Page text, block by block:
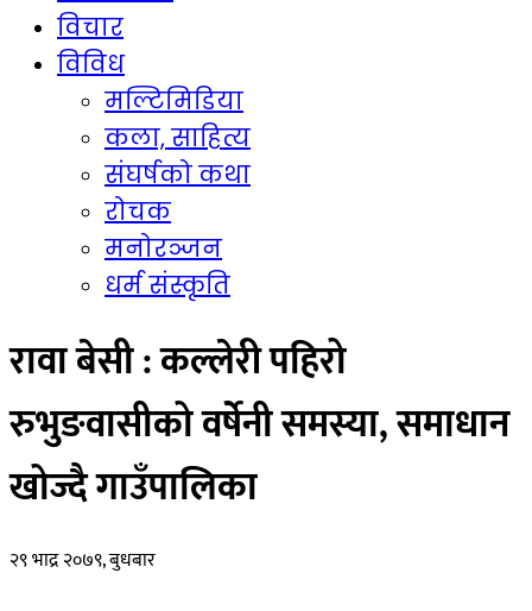
विचार
विविध
मल्टिमिडिया
कला, साहित्य
संघर्षको कथा
रोचक
मनोरञ्जन
धर्म संस्कृति
रावा बेसी : कल्लेरी पहिरो
रुभुङवासीको वर्षेनी समस्या, समाधान
खोज्दै गाउँपालिका
२९ भाद्र २०७९, बुधबार